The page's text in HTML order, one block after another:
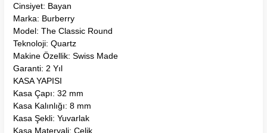
Cinsiyet: Bayan
Marka: Burberry
Model: The Classic Round
Teknoloji: Quartz
Makine Özellik: Swiss Made
Garanti: 2 Yıl
KASA YAPISI
Kasa Çapı: 32 mm
Kasa Kalınlığı: 8 mm
Kasa Şekli: Yuvarlak
Kasa Materyali: Çelik